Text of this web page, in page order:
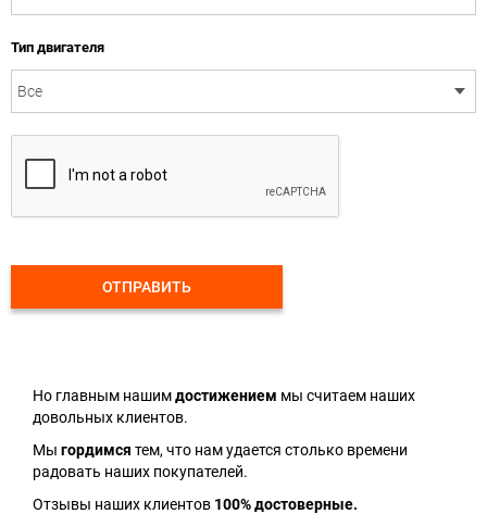
Тип двигателя
ОТПРАВИТЬ
Но главным нашимдостижением мы считаем наших
довольных клиентов.
Мы гордимся тем, что нам удается столько времени
радовать наших покупателей.
Отзывы наших клиентов 100% достоверные.